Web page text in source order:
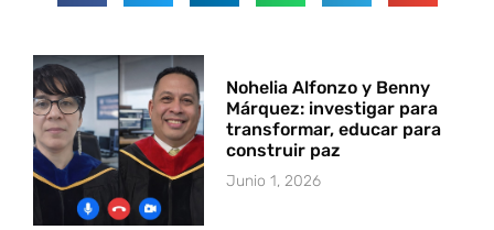
Nohelia Alfonzo y Benny
Márquez: investigar para
transformar, educar para
construir paz
Junio 1, 2026